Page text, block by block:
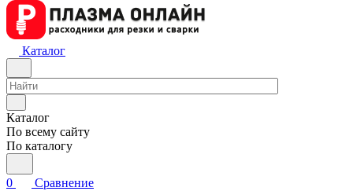
Каталог
Каталог
По всему сайту
По каталогу
0
Сравнение